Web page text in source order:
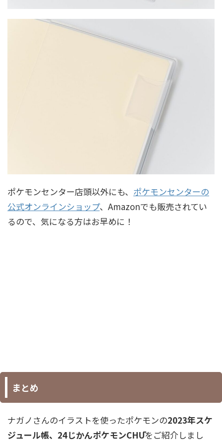
ポケモンセンター店頭以外にも、 ポケモンセンターの
公式オンラインショップ、Amazonでも販売されてい
るので、気になる方はお早めに！
まとめ
ナガノさんのイラストを使ったポケモンの2023年スケ
ジュール帳、24じかんポケモンCHŪをご紹介しまし